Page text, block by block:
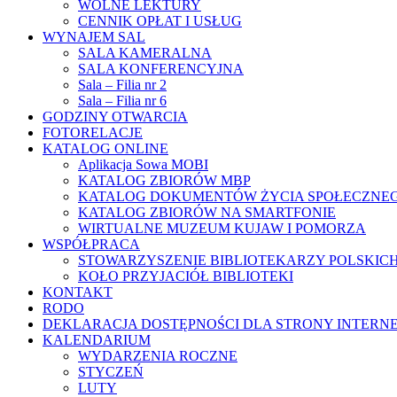
WOLNE LEKTURY
CENNIK OPŁAT I USŁUG
WYNAJEM SAL
SALA KAMERALNA
SALA KONFERENCYJNA
Sala – Filia nr 2
Sala – Filia nr 6
GODZINY OTWARCIA
FOTORELACJE
KATALOG ONLINE
Aplikacja Sowa MOBI
KATALOG ZBIORÓW MBP
KATALOG DOKUMENTÓW ŻYCIA
KATALOG ZBIORÓW NA SMARTFONIE
WIRTUALNE MUZEUM KUJAW I POMORZA
WSPÓŁPRACA
STOWARZYSZENIE BIBLIOTEKARZY
KOŁO PRZYJACIÓŁ BIBLIOTEKI
KONTAKT
RODO
DEKLARACJA DOSTĘPNOŚCI DLA STRONY
KALENDARIUM
WYDARZENIA ROCZNE
STYCZEŃ
LUTY